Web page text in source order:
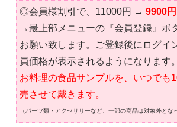
◎会員様割引で、11000円→ 9900円
→最上部メニューの『会員登録』ボ
お願い致します。ご登録後にログイ
員価格が表示されるようになります。
お料理の食品サンプルを、いつでも
売させて戴きます。
（パーツ類・アクセサリーなど、一部の商品は対象外とな